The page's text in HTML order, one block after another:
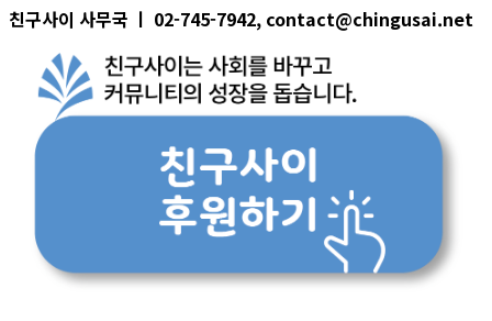
친구사이 사무국 ㅣ 02-745-7942, contact@chingusai.net